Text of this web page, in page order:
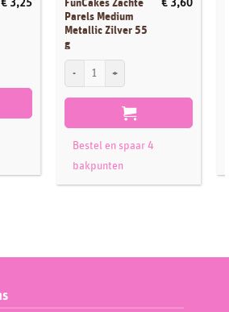
€ 3,25
Geel 60 g aantal
FunCakes Zachte
Parels Medium
Metallic Zilver 55
g
€ 3,60
FunCakes Zachte Parels Medium
Bestel en spaar 4
bakpunten